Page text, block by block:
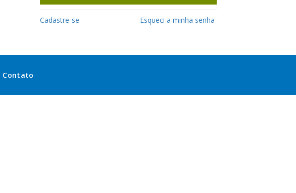
Cadastre-se Esqueci a minha senha
Contato